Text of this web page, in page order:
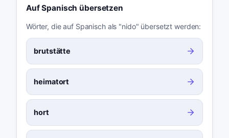
Auf Spanisch übersetzen
Wörter, die auf Spanisch als "nido" übersetzt werden:
brutstätte
heimatort
hort